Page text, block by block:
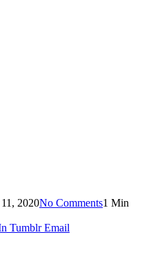
2020No Comments1 Min
Tumblr Email